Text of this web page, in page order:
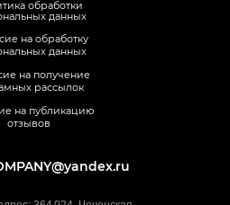
обработки
данных
на обработку
данных
на публикацию
отзывов
на получение
рассылок